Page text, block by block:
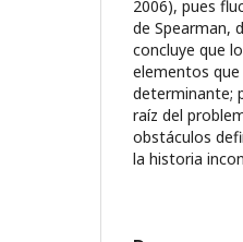
2006), pues
de Spearman,
concluye que
elementos
determinante;
raíz del
obstáculos
la historia